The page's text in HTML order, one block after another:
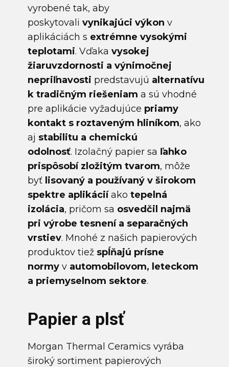
vyrobené tak, aby
poskytovali vynikajúci výkon v
aplikáciách s extrémne vysokými
teplotami. Vďaka vysokej
žiaruvzdornosti a výnimočnej
nepriľnavosti predstavujú alternatívu
k tradičným riešeniam a sú vhodné
pre aplikácie vyžadujúce priamy
kontakt s roztaveným hliníkom, ako
aj stabilitu a chemickú
odolnosť. Izolačný papier sa ľahko
prispôsobí zložitým tvarom, môže
byť lisovaný a používaný v širokom
spektre aplikáciíako tepelná
izolácia, pričom sa osvedčil najmä
pri výrobe tesnení a separačných
vrstiev. Mnohé z našich papierových
produktov tiež spĺňajú prísne
normy v automobilovom, leteckom
a priemyselnom sektore.
Papier a plsť
Morgan Thermal Ceramics vyrába
široký sortiment papierových